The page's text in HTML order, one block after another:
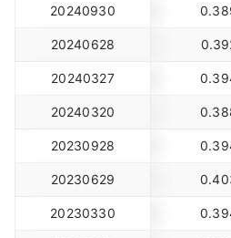
20240930
20240628
20240327
20240320
20230928
20230629
20230330